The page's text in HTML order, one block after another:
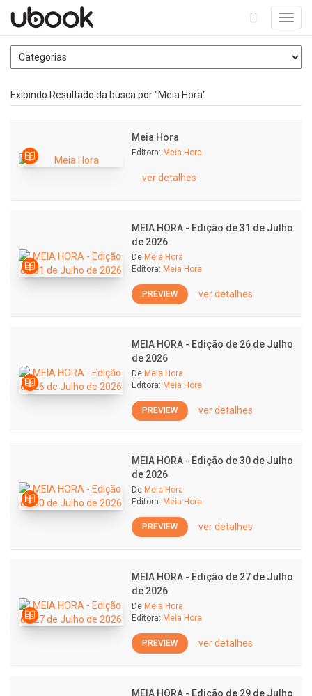
+
Exibindo Resultado da busca por "Meia Hora"
Meia Hora
Editora: Meia Hora
ver detalhes
MEIA HORA - Edição de 31 de Julho
de 2026
De Meia Hora
Editora: Meia Hora
PREVIEW ver detalhes
MEIA HORA - Edição de 26 de Julho
de 2026
De Meia Hora
Editora: Meia Hora
PREVIEW ver detalhes
MEIA HORA - Edição de 30 de Julho
de 2026
De Meia Hora
Editora: Meia Hora
PREVIEW ver detalhes
MEIA HORA - Edição de 27 de Julho
de 2026
De Meia Hora
Editora: Meia Hora
PREVIEW ver detalhes
MEIA HORA - Edição de 29 de Julho